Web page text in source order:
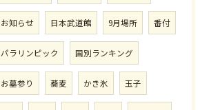
お知らせ 日本武道館 9月場所 番付
パラリンピック 国別ランキング
お墓参り 蕎麦 かき氷 玉子